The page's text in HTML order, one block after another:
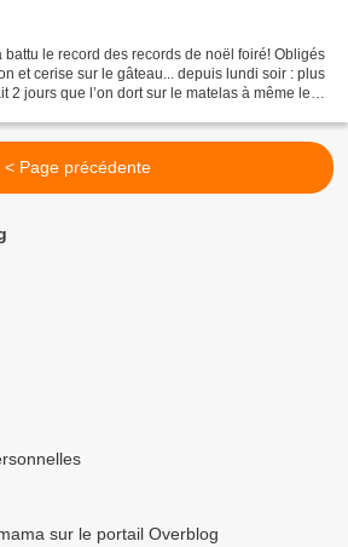
battu le record des records de noël foiré! Obligés
et cerise sur le gâteau... depuis lundi soir : plus
2 jours que l’on dort sur le matelas à même le
< Page précédente
sur le portail Overblog